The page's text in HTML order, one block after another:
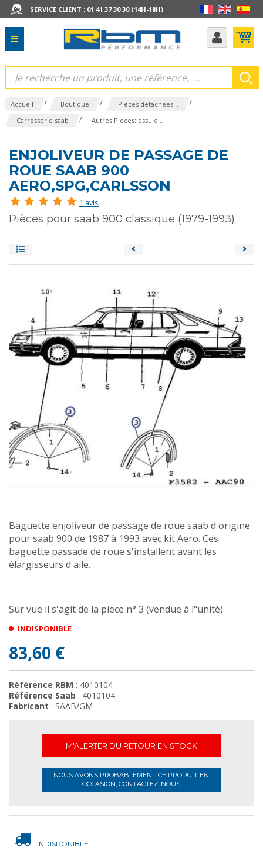
SERVICE CLIENT : 01 41 37 30 30 (14H-18H)
Accueil / Boutique / Pièces detachées... /
Carrosserie saab / Autres Pieces: essuie...
ENJOLIVEUR DE PASSAGE DE
ROUE SAAB 900
AERO,SPG,CARLSSON
1 avis
Pièces pour saab 900 classique (1979-1993)
Baguette enjoliveur de passage de roue saab d'origine
pour saab 900 de 1987 à 1993 avec kit Aero. Ces
baguette passade de roue s'installent avant les
élargisseurs d'aile.
Sur vue il s'agit de la pièce n° 3 (vendue à l"unité)
INDISPONIBLE
83,60 €
Référence RBM : 4010104
Référence Saab : 4010104
Fabricant : SAAB/GM
M'ALERTER DU RETOUR EN STOCK
NOUS AVONS PROBABLEMENT CE PRODUIT EN
OCCASION, CONTACTEZ-NOUS
INDISPONIBLE